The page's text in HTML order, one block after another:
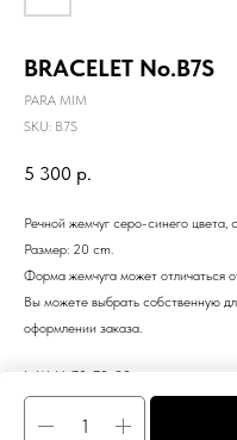
BRACELET No.B7S
PARA MIM
SKU: B7S
5 300 р.
Речной жемчуг серо-синего цвета,
Размер: 20 cm.
Форма жемчуга может отличаться
Вы можете выбрать собственную
оформлении заказа.
LxWxH: 70x70x30 mm
Weight: 8 g